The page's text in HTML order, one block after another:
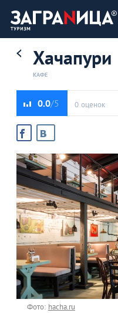
Хачапури
КАФЕ
0.0 0 оценок
Фото: hacha.ru